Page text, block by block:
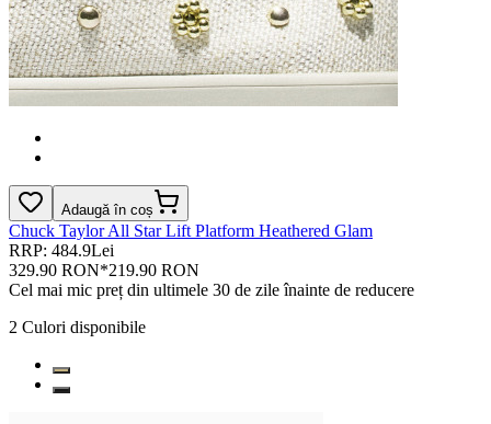
Adaugă în coș
Chuck Taylor All Star Lift Platform Heathered Glam
RRP: 484.9Lei
329.90 RON*219.90 RON
Cel mai mic preț din ultimele 30 de zile înainte de reducere
2 Culori disponibile